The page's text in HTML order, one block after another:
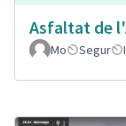
Asfaltat de
Mo
Segur